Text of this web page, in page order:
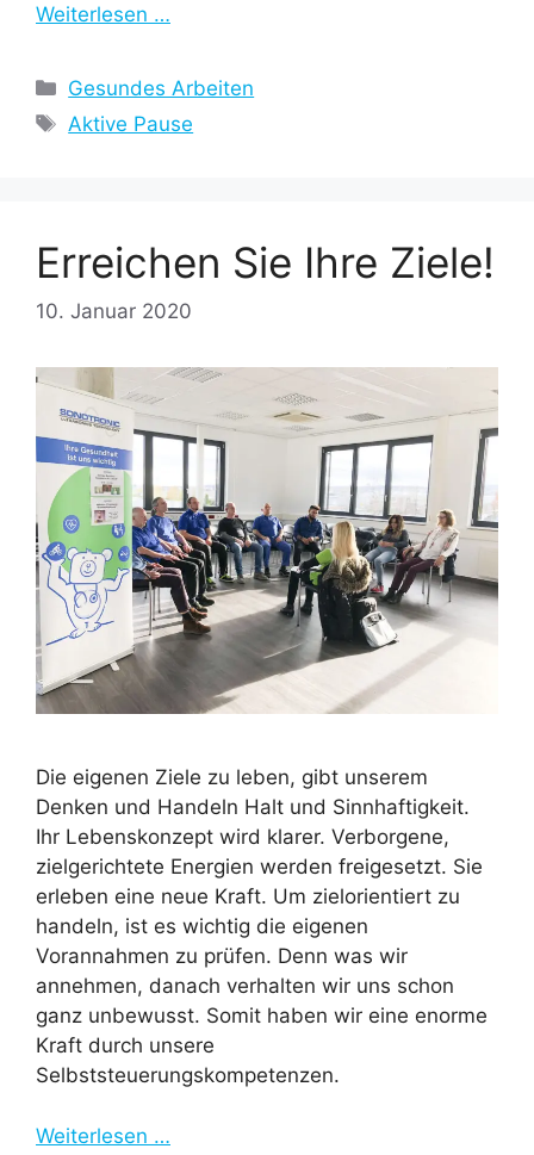
Weiterlesen …
Kategorien
Gesundes Arbeiten
Schlagwörter
Aktive Pause
Erreichen Sie Ihre Ziele!
10. Januar 2020
Die eigenen Ziele zu leben, gibt unserem
Denken und Handeln Halt und Sinnhaftigkeit.
Ihr Lebenskonzept wird klarer. Verborgene,
zielgerichtete Energien werden freigesetzt. Sie
erleben eine neue Kraft. Um zielorientiert zu
handeln, ist es wichtig die eigenen
Vorannahmen zu prüfen. Denn was wir
annehmen, danach verhalten wir uns schon
ganz unbewusst. Somit haben wir eine enorme
Kraft durch unsere
Selbststeuerungskompetenzen.
Weiterlesen …